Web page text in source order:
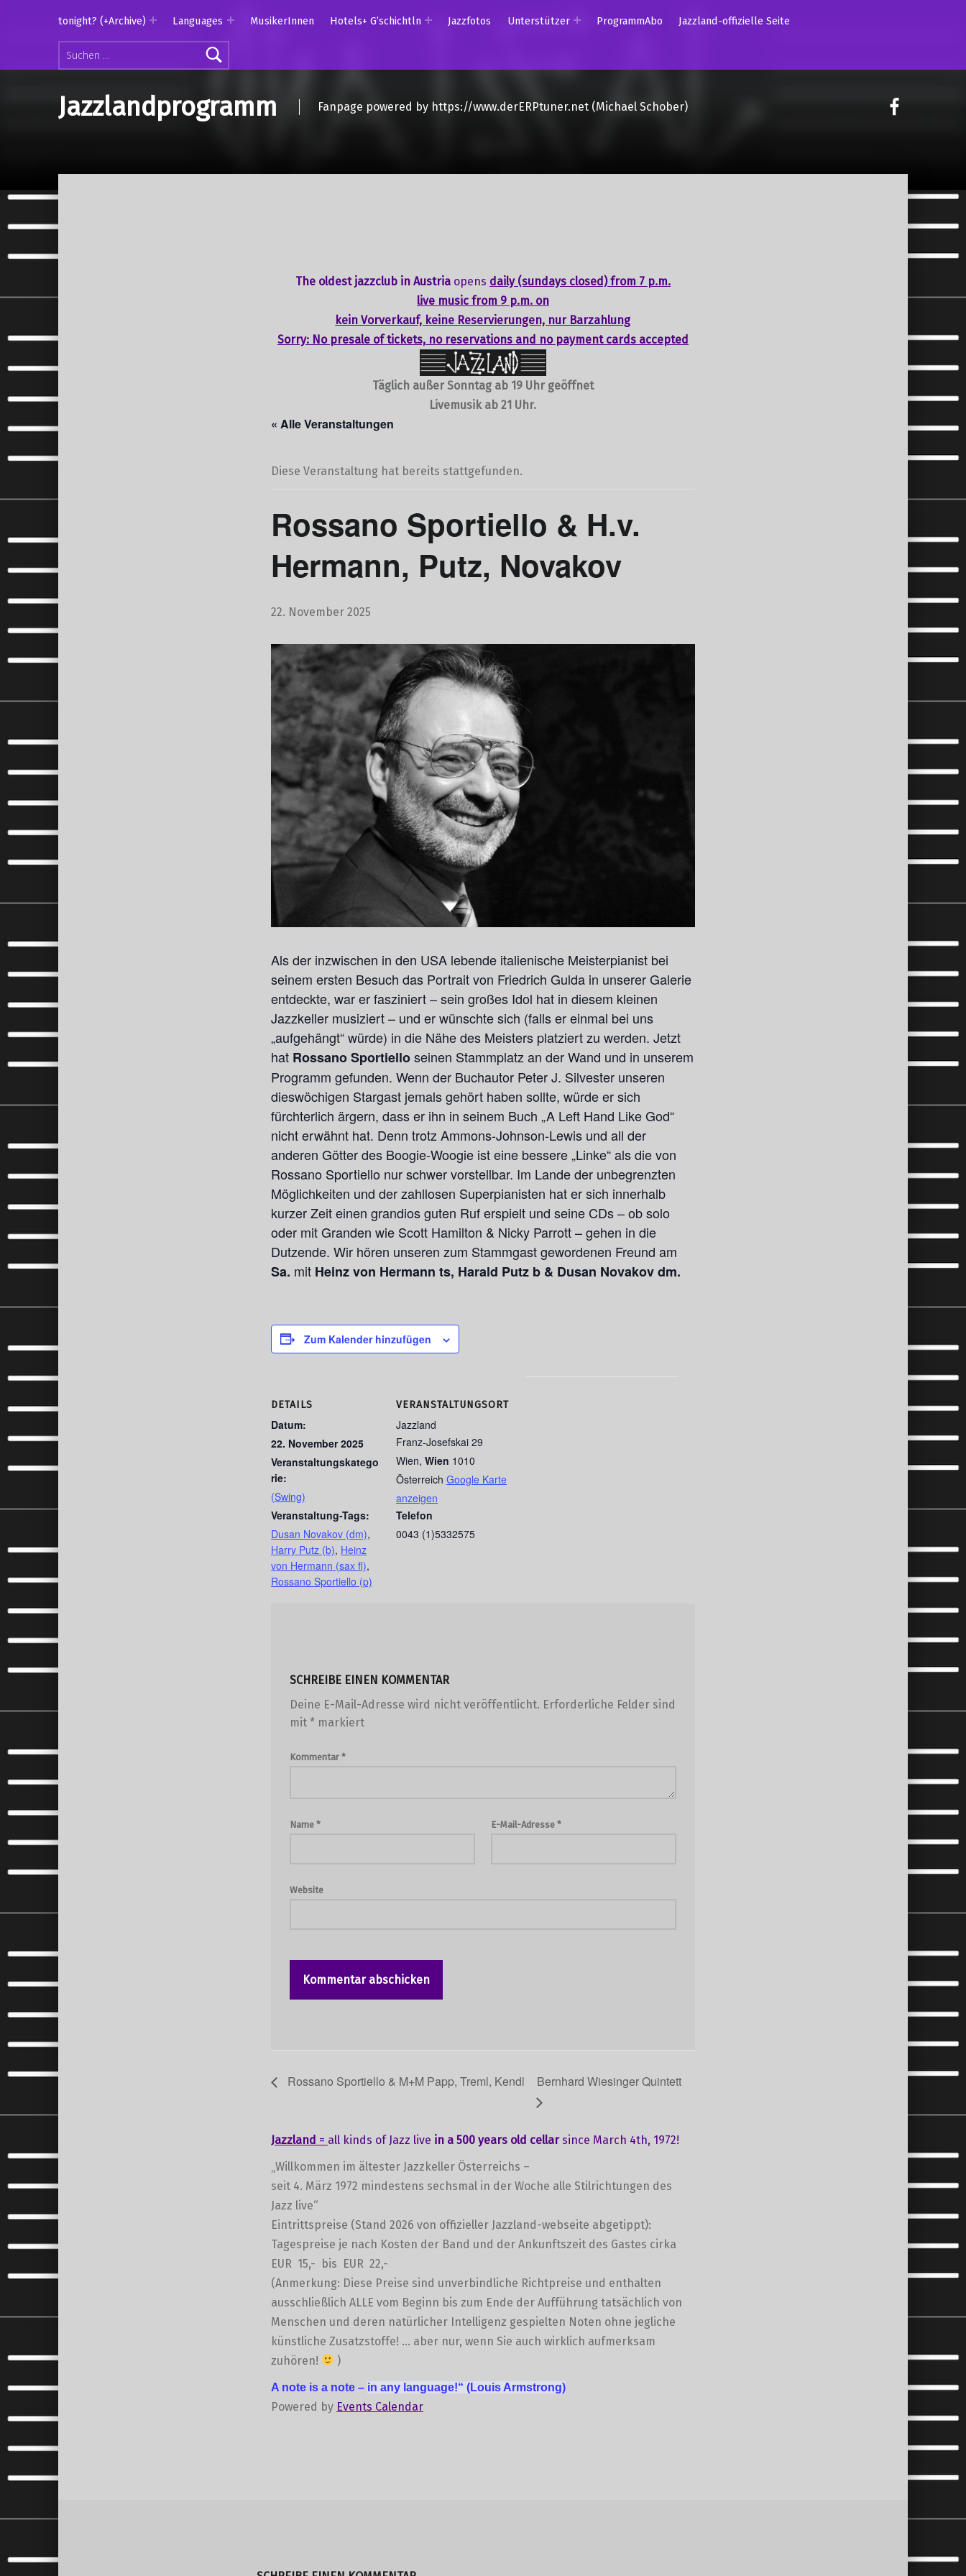
Suchen nach:
tonight? (+Archive) Languages MusikerInnen Hotels+ G’schichtln Jazzfotos Unterstützer ProgrammAbo Jazzland-offizielle Seite
Jazzlandprogramm Fanpage powered by https://www.derERPtuner.net (Michael Schober)
on
The oldest jazzclub in Austria opens daily (sundays closed) from 7 p.m.
live music from 9 p.m. on
kein Vorverkauf, keine Reservierungen, nur Barzahlung
Sorry: No presale of tickets, no reservations and no payment cards accepted
Täglich außer Sonntag ab 19 Uhr geöffnet
Livemusik ab 21 Uhr.
« Alle Veranstaltungen
Diese Veranstaltung hat bereits stattgefunden.
Rossano Sportiello & H.v.
Hermann, Putz, Novakov
22. November 2025
Als der inzwischen in den USA lebende italienische Meisterpianist bei
seinem ersten Besuch das Portrait von Friedrich Gulda in unserer Galerie
entdeckte, war er fasziniert – sein großes Idol hat in diesem kleinen
Jazzkeller musiziert – und er wünschte sich (falls er einmal bei uns
„aufgehängt“ würde) in die Nähe des Meisters platziert zu werden. Jetzt
hat Rossano Sportielloseinen Stammplatz an der Wand und in unserem
Programm gefunden. Wenn der Buchautor Peter J. Silvester unseren
dieswöchigen Stargast jemals gehört haben sollte, würde er sich
fürchterlich ärgern, dass er ihn in seinem Buch „A Left Hand Like God“
nicht erwähnt hat. Denn trotz Ammons-Johnson-Lewis und all der
anderen Götter des Boogie-Woogie ist eine bessere „Linke“ als die von
Rossano Sportiello nur schwer vorstellbar. Im Lande der unbegrenzten
Möglichkeiten und der zahllosen Superpianisten hat er sich innerhalb
kurzer Zeit einen grandios guten Ruf erspielt und seine CDs – ob solo
oder mit Granden wie Scott Hamilton & Nicky Parrott – gehen in die
Dutzende. Wir hören unseren zum Stammgast gewordenen Freund am
Sa. mitHeinz von Hermann ts, Harald Putz b & Dusan Novakov dm.
Zum Kalender hinzufügen
DETAILS
Datum:
22. November 2025
Veranstaltungskatego
rie:
(Swing)
Veranstaltung-Tags:
Dusan Novakov (dm),
Harry Putz (b), Heinz
von Hermann (sax fl),
Rossano Sportiello (p)
VERANSTALTUNGSORT
Jazzland
Franz-Josefskai 29
Wien, Wien 1010
Österreich Google Karte
anzeigen
Telefon
0043 (1)5332575
SCHREIBE EINEN KOMMENTAR
Deine E-Mail-Adresse wird nicht veröffentlicht. Erforderliche Felder sind
mit *markiert
Kommentar *
Name * E-Mail-Adresse *
Website
Rossano Sportiello & M+M Papp, Treml, Kendl Bernhard Wiesinger Quintett
Jazzland = all kinds of Jazz live in a 500 years old cellarsince March 4th, 1972!
„Willkommen im ältester Jazzkeller Österreichs –
seit 4. März 1972 mindestens sechsmal in der Woche alle Stilrichtungen des
Jazz live“
Eintrittspreise (Stand 2026 von offizieller Jazzland-webseite abgetippt):
Tagespreise je nach Kosten der Band und der Ankunftszeit des Gastes cirka
EUR 15,- bis EUR 22,-
(Anmerkung: Diese Preise sind unverbindliche Richtpreise und enthalten
ausschließlich ALLE vom Beginn bis zum Ende der Aufführung tatsächlich von
Menschen und deren natürlicher Intelligenz gespielten Noten ohne jegliche
künstliche Zusatzstoffe! … aber nur, wenn Sie auch wirklich aufmerksam
zuhören!
)
A note is a note – in any language!“ (Louis Armstrong)
Powered by Events Calendar